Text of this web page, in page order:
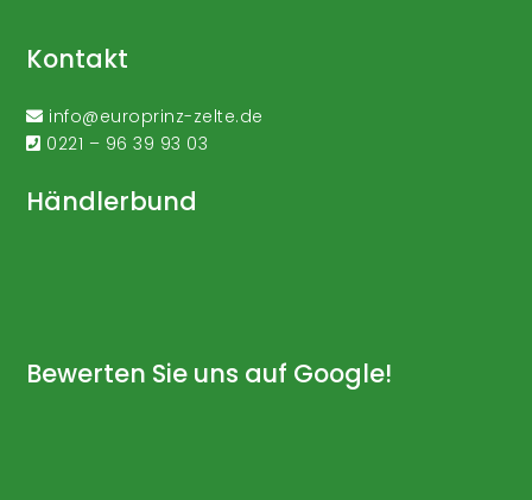
Kontakt
info@europrinz-zelte.de
0221 – 96 39 93 03
Händlerbund
Bewerten Sie uns auf Google!